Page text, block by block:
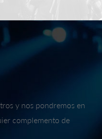
y nos pondremos en
complemento de